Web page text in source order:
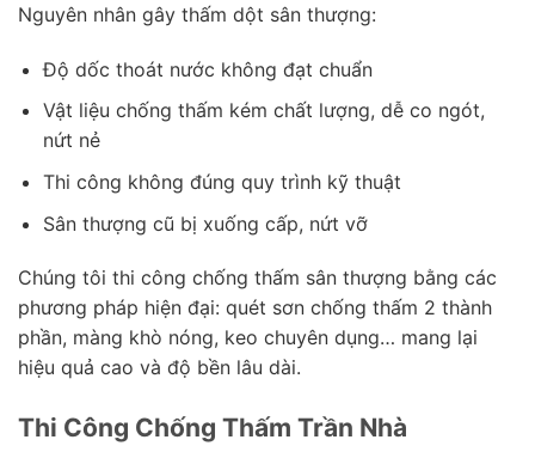
Nguyên nhân gây thấm dột sân thượng:
Độ dốc thoát nước không đạt chuẩn
Vật liệu chống thấm kém chất lượng, dễ co ngót,
nứt nẻ
Thi công không đúng quy trình kỹ thuật
Sân thượng cũ bị xuống cấp, nứt vỡ
Chúng tôi thi công chống thấm sân thượng bằng các
phương pháp hiện đại: quét sơn chống thấm 2 thành
phần, màng khò nóng, keo chuyên dụng… mang lại
hiệu quả cao và độ bền lâu dài.
Thi Công Chống Thấm Trần Nhà